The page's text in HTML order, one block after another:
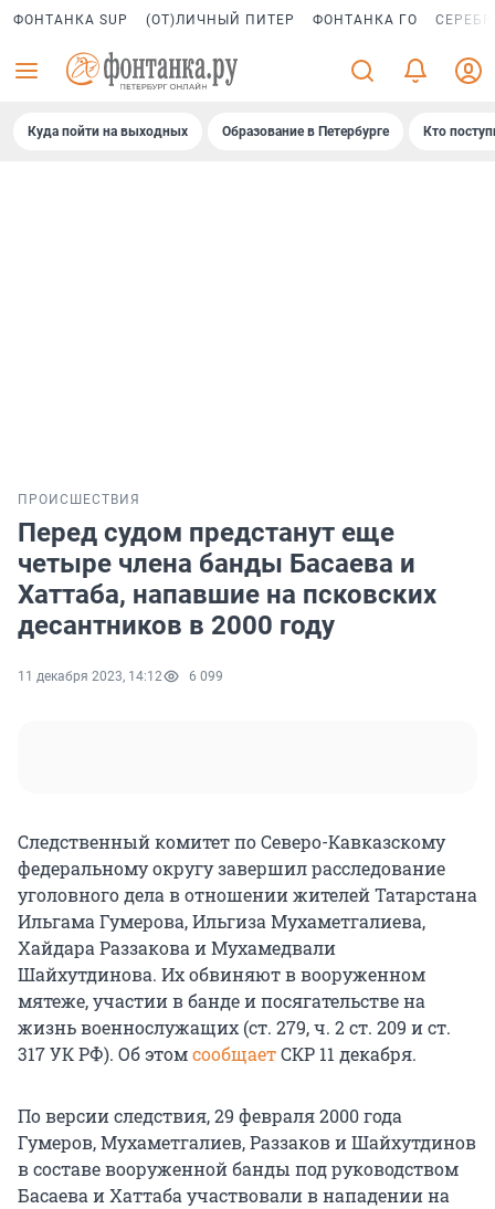
ФОНТАНКА SUP (ОТ)ЛИЧНЫЙ ПИТЕР ФОНТАНКА ГО
Куда пойти на выходных Образование в Петербурге Кто
ПРОИСШЕСТВИЯ
Перед судом предстанут еще
четыре члена банды Басаева и
Хаттаба, напавшие на псковских
десантников в 2000 году
11 декабря 2023, 14:12 6 099
Следственный комитет по Северо-Кавказскому
федеральному округу завершил расследование
уголовного дела в отношении жителей Татарстана
Ильгама Гумерова, Ильгиза Мухаметгалиева,
Хайдара Раззакова и Мухамедвали
Шайхутдинова. Их обвиняют в вооруженном
мятеже, участии в банде и посягательстве на
жизнь военнослужащих (ст. 279, ч. 2 ст. 209 и ст.
317 УК РФ). Об этомсообщаетСКР 11 декабря.
По версии следствия, 29 февраля 2000 года
Гумеров, Мухаметгалиев, Раззаков и Шайхутдинов
в составе вооруженной банды под руководством
Басаева и Хаттаба участвовали в нападении на